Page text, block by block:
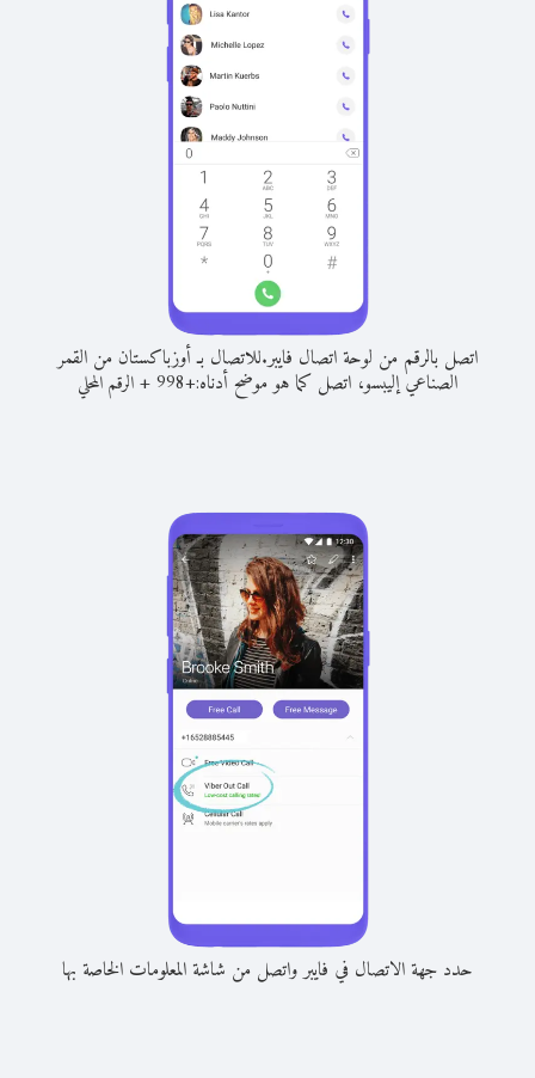
اتصل بالرقم من لوحة اتصال فايبر.للاتصال بـ أوزباكستان من القمر
الصناعي إليبسو، اتصل كما هو موضح أدناه:+
998
+الرقم المحلي
حدد جهة الاتصال في فايبر واتصل من شاشة المعلومات الخاصة بها